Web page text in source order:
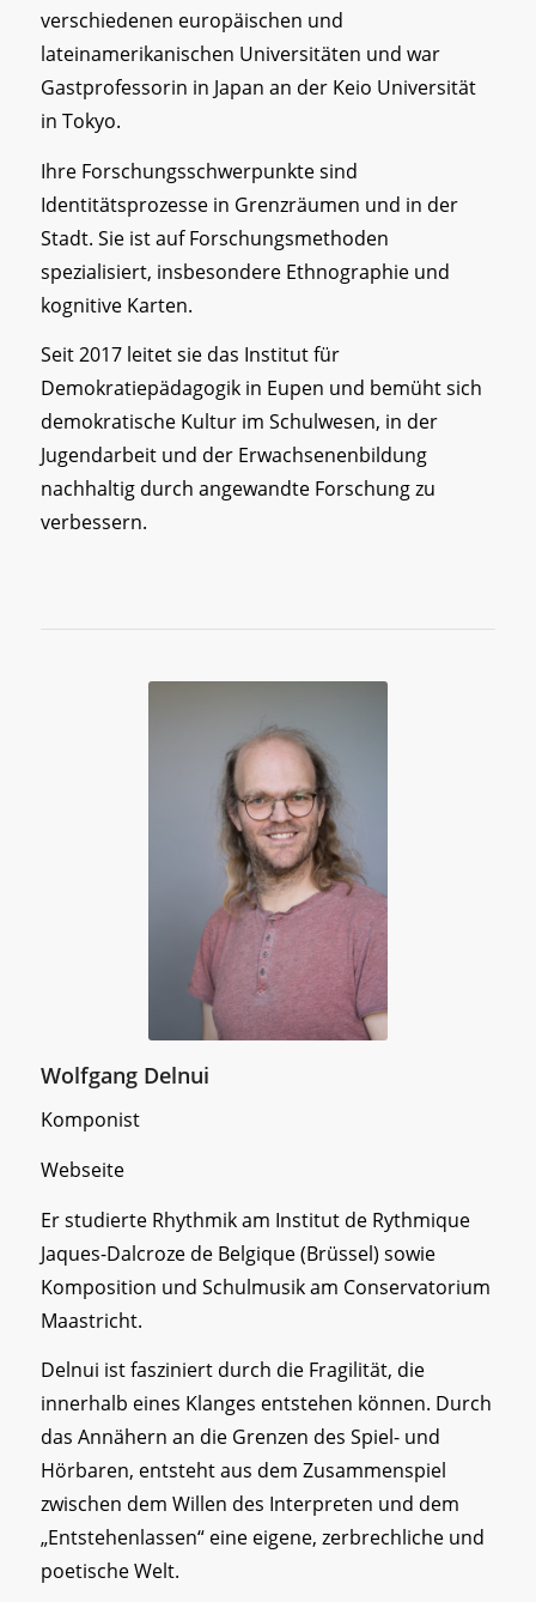
verschiedenen europäischen und
lateinamerikanischen Universitäten und war
Gastprofessorin in Japan an der Keio Universität
in Tokyo.
Ihre Forschungsschwerpunkte sind
Identitätsprozesse in Grenzräumen und in der
Stadt. Sie ist auf Forschungsmethoden
spezialisiert, insbesondere Ethnographie und
kognitive Karten.
Seit 2017 leitet sie das Institut für
Demokratiepädagogik in Eupen und bemüht sich
demokratische Kultur im Schulwesen, in der
Jugendarbeit und der Erwachsenenbildung
nachhaltig durch angewandte Forschung zu
verbessern.
Wolfgang Delnui
Komponist
Webseite
Er studierte Rhythmik am Institut de Rythmique
Jaques-Dalcroze de Belgique (Brüssel) sowie
Komposition und Schulmusik am Conservatorium
Maastricht.
Delnui ist fasziniert durch die Fragilität, die
innerhalb eines Klanges entstehen können. Durch
das Annähern an die Grenzen des Spiel- und
Hörbaren, entsteht aus dem Zusammenspiel
zwischen dem Willen des Interpreten und dem
„Entstehenlassen“ eine eigene, zerbrechliche und
poetische Welt.